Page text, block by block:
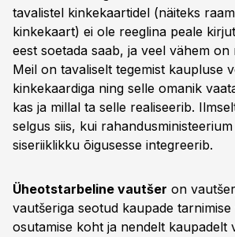
tavalistel kinkekaartidel (näiteks
kinkekaart) ei ole reeglina peale
eest soetada saab, ja veel vähem on
Meil on tavaliselt tegemist kaupluse
kinkekaardiga ning selle omanik
kas ja millal ta selle realiseerib.
selgus siis, kui
siseriiklikku õigusesse integreerib.
Üheotstarbeline vautšer on
vautšeriga seotud kaupade
osutamise koht ja nendelt kaupadelt